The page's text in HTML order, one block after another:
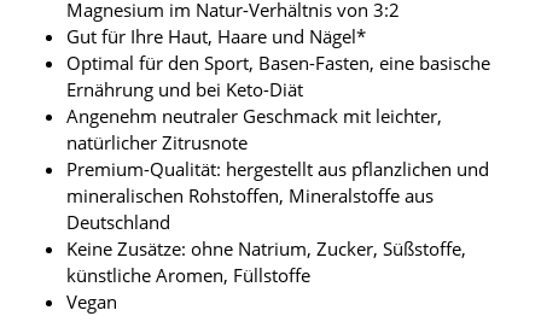
Magnesium im Natur-Verhältnis von 3:2
Gut für Ihre Haut, Haare und Nägel*
Optimal für den Sport, Basen-Fasten, eine basische
Ernährung und bei Keto-Diät
Angenehm neutraler Geschmack mit leichter,
natürlicher Zitrusnote
Premium-Qualität: hergestellt aus pflanzlichen und
mineralischen Rohstoffen, Mineralstoffe aus
Deutschland
Keine Zusätze: ohne Natrium, Zucker, Süßstoffe,
künstliche Aromen, Füllstoffe
Vegan